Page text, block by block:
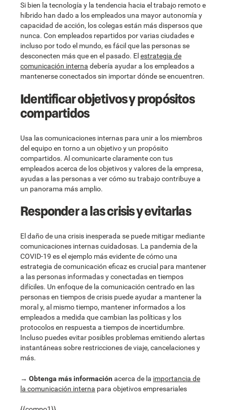
Si bien la tecnología y la tendencia hacia el trabajo remoto e
híbrido han dado a los empleados una mayor autonomía y
capacidad de acción, los colegas están más dispersos que
nunca. Con empleados repartidos por varias ciudades e
incluso por todo el mundo, es fácil que las personas se
desconecten más que en el pasado. El estrategia de
comunicación interna debería ayudar a los empleados a
mantenerse conectados sin importar dónde se encuentren.
Identificar objetivos y propósitos
compartidos
Usa las comunicaciones internas para unir a los miembros
del equipo en torno a un objetivo y un propósito
compartidos. Al comunicarte claramente con tus
empleados acerca de los objetivos y valores de la empresa,
ayudas a las personas a ver cómo su trabajo contribuye a
un panorama más amplio.
Responder a las crisis y evitarlas
El daño de una crisis inesperada se puede mitigar mediante
comunicaciones internas cuidadosas. La pandemia de la
COVID-19 es el ejemplo más evidente de cómo una
estrategia de comunicación eficaz es crucial para mantener
a las personas informadas y conectadas en tiempos
difíciles. Un enfoque de la comunicación centrado en las
personas en tiempos de crisis puede ayudar a mantener la
moral y, al mismo tiempo, mantener informados a los
empleados a medida que cambian las políticas y los
protocolos en respuesta a tiempos de incertidumbre.
Incluso puedes evitar posibles problemas emitiendo alertas
instantáneas sobre restricciones de viaje, cancelaciones y
más.
→ Obtenga más información acerca de la importancia de
la comunicación interna para objetivos empresariales